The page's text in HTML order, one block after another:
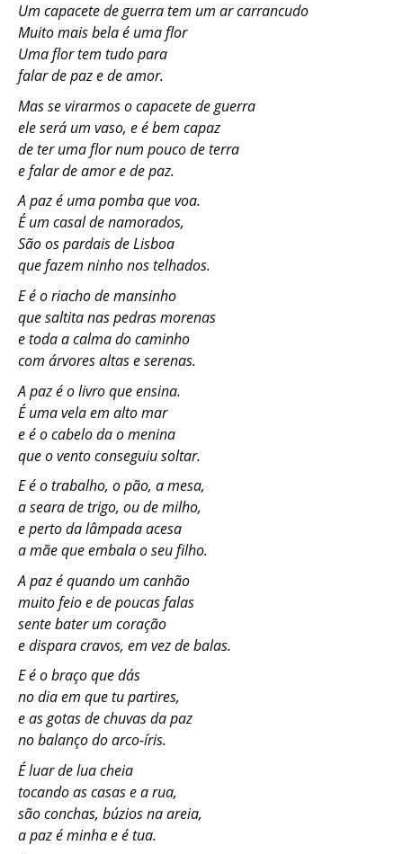
Um capacete de guerra tem um ar carrancudo
Muito mais bela é uma flor
Uma flor tem tudo para
falar de paz e de amor.
Mas se virarmos o capacete de guerra
ele será um vaso, e é bem capaz
de ter uma flor num pouco de terra
e falar de amor e de paz.
A paz é uma pomba que voa.
É um casal de namorados,
São os pardais de Lisboa
que fazem ninho nos telhados.
E é o riacho de mansinho
que saltita nas pedras morenas
e toda a calma do caminho
com árvores altas e serenas.
A paz é o livro que ensina.
É uma vela em alto mar
e é o cabelo da o menina
que o vento conseguiu soltar.
E é o trabalho, o pão, a mesa,
a seara de trigo, ou de milho,
e perto da lâmpada acesa
a mãe que embala o seu filho.
A paz é quando um canhão
muito feio e de poucas falas
sente bater um coração
e dispara cravos, em vez de balas.
E é o braço que dás
no dia em que tu partires,
e as gotas de chuvas da paz
no balanço do arco-íris.
É luar de lua cheia
tocando as casas e a rua,
são conchas, búzios na areia,
a paz é minha e é tua.